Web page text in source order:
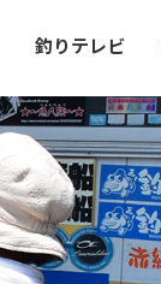
釣りテレビ